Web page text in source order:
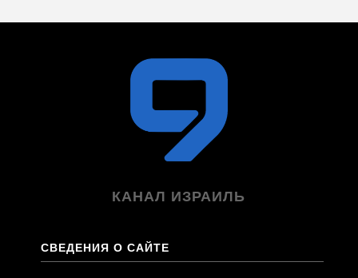
КАНАЛ ИЗРАИЛЬ
СВЕДЕНИЯ О САЙТЕ